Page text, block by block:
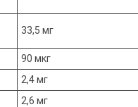
33,5 мг
90 мкг
2,4 мг
2,6 мг